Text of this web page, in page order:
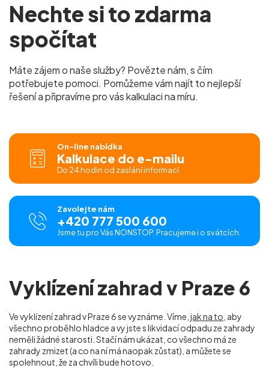
Nechte si to zdarma
spočítat
Máte zájem o naše služby? Povězte nám, s čím
potřebujete pomoci. Pomůžeme vám najít to nejlepší
řešení a připravíme pro vás kalkulaci na míru.
On-line nabídka
Kalkulace do e-mailu
Do 24 hodin od zaslání informací.
Zavolejte nám
+420 777 500 600
Jsme tu pro Vás NONSTOP. Pracujeme i o svátcích.
Vyklízení zahrad v Praze 6
Ve vyklízení zahrad v Praze 6se vyznáme. Víme, jak na to , aby
všechno proběhlo hladce a vy jste s likvidací odpadu ze zahrady
neměli žádné starosti. Stačí nám ukázat, co všechno má ze
zahrady zmizet (a co na ní má naopak zůstat), a můžete se
spolehnout, že za chvíli bude hotovo.